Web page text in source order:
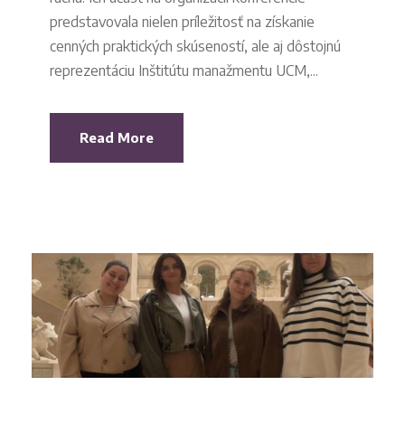
predstavovala nielen príležitosť na získanie
cenných praktických skúseností, ale aj dôstojnú
reprezentáciu Inštitútu manažmentu UCM,...
Read More